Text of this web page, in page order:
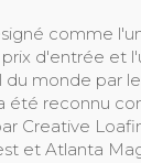
comme
d'entrée et
du monde par
été reconnu
Creative
et Atlanta